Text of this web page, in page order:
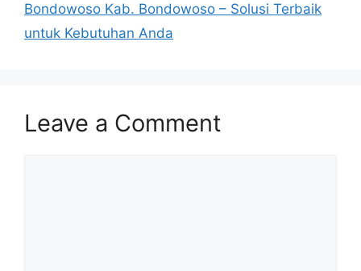
Bondowoso Kab. Bondowoso – Solusi Terbaik
untuk Kebutuhan Anda
Leave a Comment